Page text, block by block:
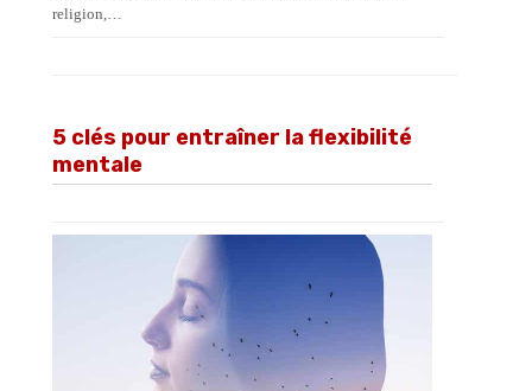
religion,…
5 clés pour entraîner la flexibilité
mentale